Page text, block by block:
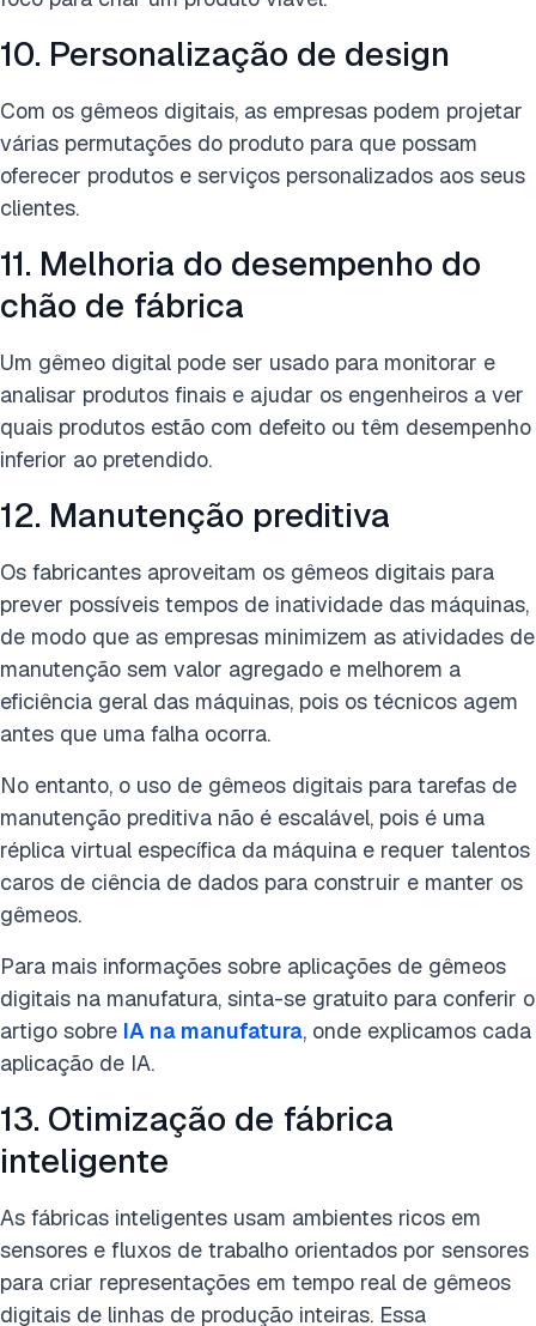
10. Personalização de design
Com os gêmeos digitais, as empresas podem projetar
várias permutações do produto para que possam
oferecer produtos e serviços personalizados aos seus
clientes.
11. Melhoria do desempenho do
chão de fábrica
Um gêmeo digital pode ser usado para monitorar e
analisar produtos finais e ajudar os engenheiros a ver
quais produtos estão com defeito ou têm desempenho
inferior ao pretendido.
12. Manutenção preditiva
Os fabricantes aproveitam os gêmeos digitais para
prever possíveis tempos de inatividade das máquinas,
de modo que as empresas minimizem as atividades de
manutenção sem valor agregado e melhorem a
eficiência geral das máquinas, pois os técnicos agem
antes que uma falha ocorra.
No entanto, o uso de gêmeos digitais para tarefas de
manutenção preditiva não é escalável, pois é uma
réplica virtual específica da máquina e requer talentos
caros de ciência de dados para construir e manter os
gêmeos.
Para mais informações sobre aplicações de gêmeos
digitais na manufatura, sinta-se gratuito para conferir o
artigo sobre IA na manufatura, onde explicamos cada
aplicação de IA.
13. Otimização de fábrica
inteligente
As fábricas inteligentes usam ambientes ricos em
sensores e fluxos de trabalho orientados por sensores
para criar representações em tempo real de gêmeos
digitais de linhas de produção inteiras. Essa